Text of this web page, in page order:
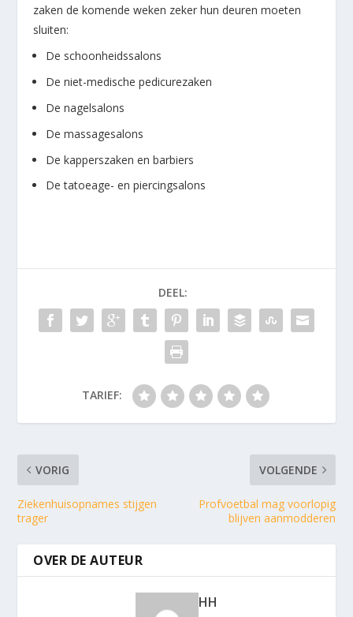
zaken de komende weken zeker hun deuren moeten
sluiten:
De schoonheidssalons
De niet-medische pedicurezaken
De nagelsalons
De massagesalons
De kapperszaken en barbiers
De tatoeage- en piercingsalons
DEEL:
TARIEF:
VORIG
Ziekenhuisopnames stijgen
trager
VOLGENDE
Profvoetbal mag voorlopig
blijven aanmodderen
OVER DE AUTEUR
HH